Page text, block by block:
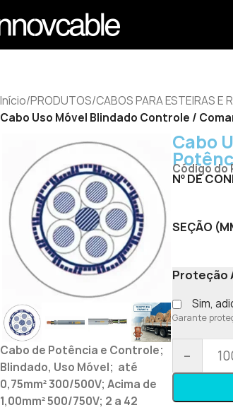
Início/PRODUTOS/CABOS PARA ESTEIRAS E
Cabo Uso Móvel Blindado Controle /
Cabo de Potência e Controle;
Blindado, Uso Móvel; até
0,75mm² 300/500V; Acima de
1,00mm² 500/750V; 2 a 42
Cabo
Código do
Nº DE
SEÇÃO
Proteção
Sim,
Garante
-